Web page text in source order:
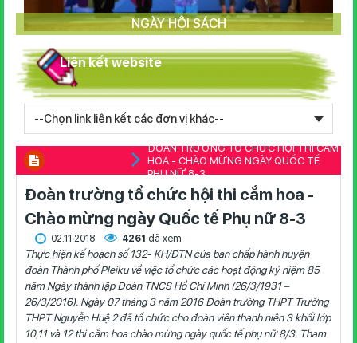
NGÀY HỘI SÁCH
Liên kết website
ĐOÀN TRƯỜNG TỔ CHỨC HỘI THI CẮM
HOA - CHÀO MỪNG NGÀY QUỐC TẾ
PHỤ NỮ 8-3
Đoàn trường tổ chức hội thi cắm hoa -
Chào mừng ngày Quốc tế Phụ nữ 8-3
02.11.2018 4261 đã xem
Thực hiện kế hoạch số 132- KH/ĐTN của ban chấp hành huyện
đoàn Thành phố Pleiku về việc tổ chức các hoạt động kỷ niệm 85
năm Ngày thành lập Đoàn TNCS Hồ Chí Minh (26/3/1931 –
26/3/2016). Ngày 07 tháng 3 năm 2016 Đoàn trường THPT Trường
THPT Nguyễn Huệ 2 đã tổ chức cho đoàn viên thanh niên 3 khối lớp
10,11 và 12 thi cắm hoa chào mừng ngày quốc tế phụ nữ 8/3. Tham